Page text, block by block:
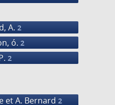
A. 2
ó. 2
2
et A. Bernard 2